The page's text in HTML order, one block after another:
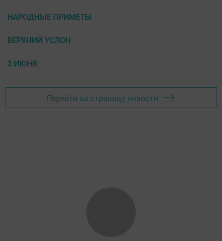
НАРОДНЫЕ ПРИМЕТЫ
ВЕРХНИЙ УСЛОН
2 ИЮНЯ
Перейти на страницу новости